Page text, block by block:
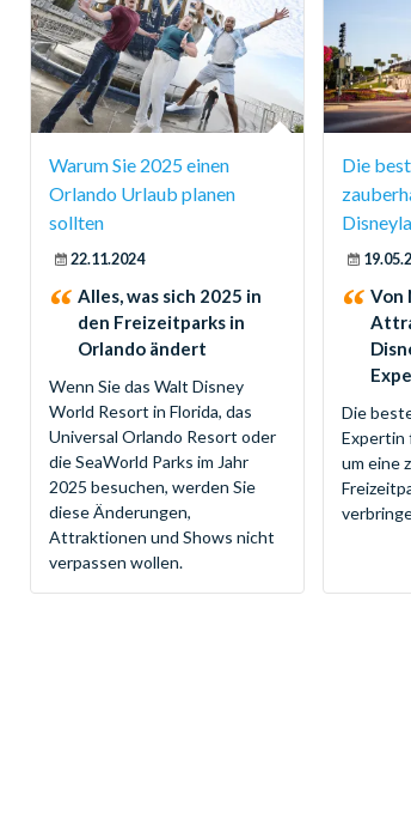
Warum Sie 2025 einen
Orlando Urlaub planen
sollten
22.11.2024
Alles, was sich 2025 in
den Freizeitparks in
Orlando ändert
Wenn Sie das Walt Disney
World Resort in Florida, das
Universal Orlando Resort oder
die SeaWorld Parks im Jahr
2025 besuchen, werden Sie
diese Änderungen,
Attraktionen und Shows nicht
verpassen wollen.
Die
Von
Die
Expertin
um eine